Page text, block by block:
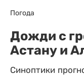
Погода
Дожди с
Астану и
Синоптики